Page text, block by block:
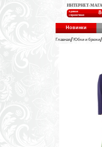
ИНТЕРНЕТ-
единая
справочная
Новинки
Главная Юбки и брюки